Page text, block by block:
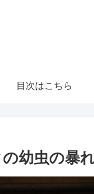
目次はこちら
幼虫の暴